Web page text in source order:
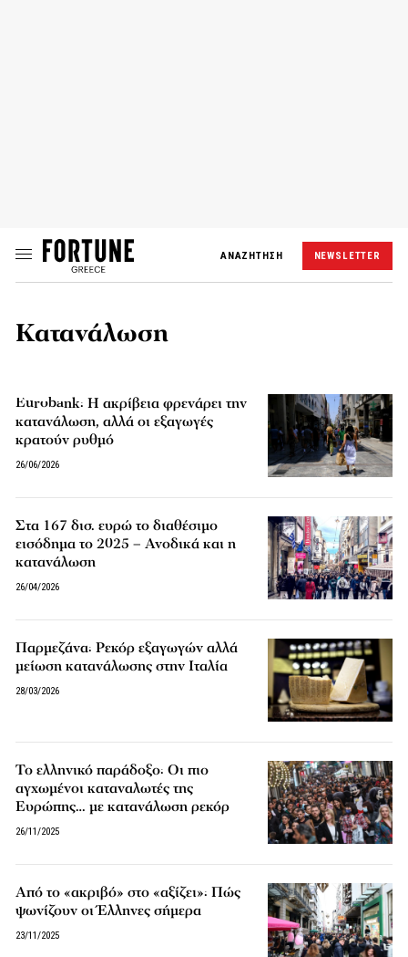
ΑΝΑΖΗΤΗΣΗ NEWSLETTER
Κατανάλωση
Eurobank: Η ακρίβεια φρενάρει την
κατανάλωση, αλλά οι εξαγωγές
κρατούν ρυθμό
26/06/2026
Στα 167 δισ. ευρώ το διαθέσιμο
εισόδημα το 2025 – Ανοδικά και η
κατανάλωση
26/04/2026
Παρμεζάνα: Ρεκόρ εξαγωγών αλλά
μείωση κατανάλωσης στην Ιταλία
28/03/2026
Το ελληνικό παράδοξο: Οι πιο
αγχωμένοι καταναλωτές της
Ευρώπης… με κατανάλωση ρεκόρ
26/11/2025
Από το «ακριβό» στο «αξίζει»: Πώς
ψωνίζουν οι Έλληνες σήμερα
23/11/2025